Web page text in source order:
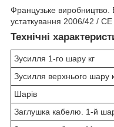
Французьке виробництво.
устаткування 2006/42 /
Технічні
Зусилля 1-го шару кг
Зусилля верхнього шару
Шарів
Заглушка кабелю. 1-й